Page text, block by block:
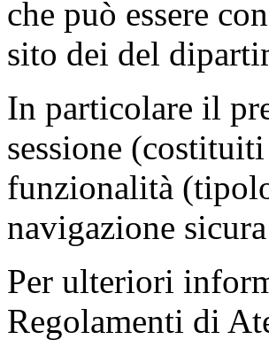
che può essere
sito dei del
In particolare il
sessione
funzionalità
navigazione
Per ulteriori
Regolamenti di